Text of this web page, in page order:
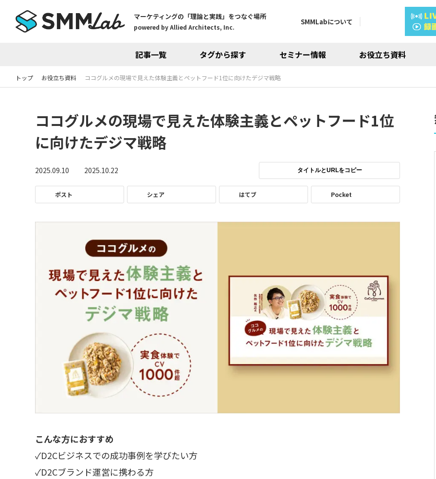
マーケティングの「理論と実践」をつなぐ場所
powered by Allied Architects, Inc.
記事一覧 タグから探す セミナー情報 お役立ち資料
SMMLabについて
トップ お役立ち資料 ココグルメの現場で見えた体験主義とペットフード1位に向けたデジマ戦略
ココグルメの現場で見えた体験主義とペットフード1位
に向けたデジマ戦略
2025.09.10 2025.10.22 タイトルとURLをコピー
ポスト シェア はてブ Pocket
こんな方におすすめ
✓D2Cビジネスでの成功事例を学びたい方
✓D2Cブランド運営に携わる方